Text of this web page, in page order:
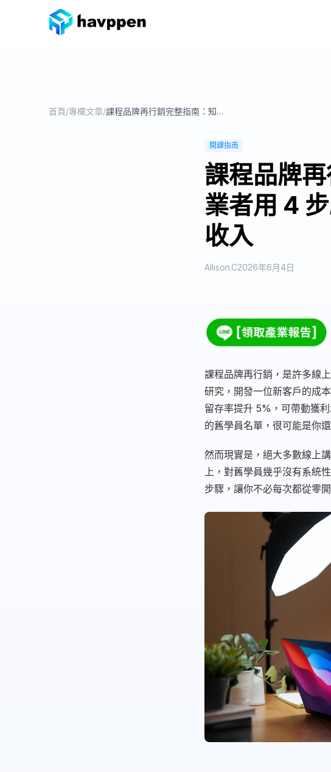
首頁/專欄文章/ 課程品牌再行銷完整指南：知識型創業者用 4 步驟喚回舊學員創造第 2 次收入
開課指南
課程品牌
業者用 4
收入
Allison.C2026年6月4日
課程品牌再行銷，是許多線
研究，開發一位新客戶的成
留存率提升 5%，可帶動獲
的舊學員名單，很可能是你
然而現實是，絕大多數線上
上，對舊學員幾乎沒有系統
步驟，讓你不必每次都從零